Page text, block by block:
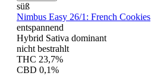
süß
Nimbus Easy 26/1: French Cookies
entspannend
Hybrid Sativa dominant
nicht bestrahlt
THC 23,7%
CBD 0,1%